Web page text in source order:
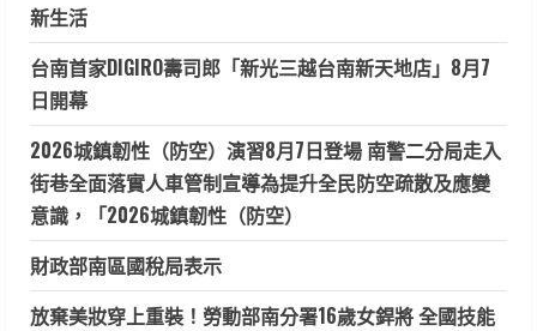
新生活
台南首家DIGIRO壽司郎「新光三越台南新天地店」8月7
日開幕
2026城鎮韌性（防空）演習8月7日登場 南警二分局走入
街巷全面落實人車管制宣導為提升全民防空疏散及應變
意識，「2026城鎮韌性（防空）
財政部南區國稅局表示
放棄美妝穿上重裝！勞動部南分署16歲女銲將 全國技能